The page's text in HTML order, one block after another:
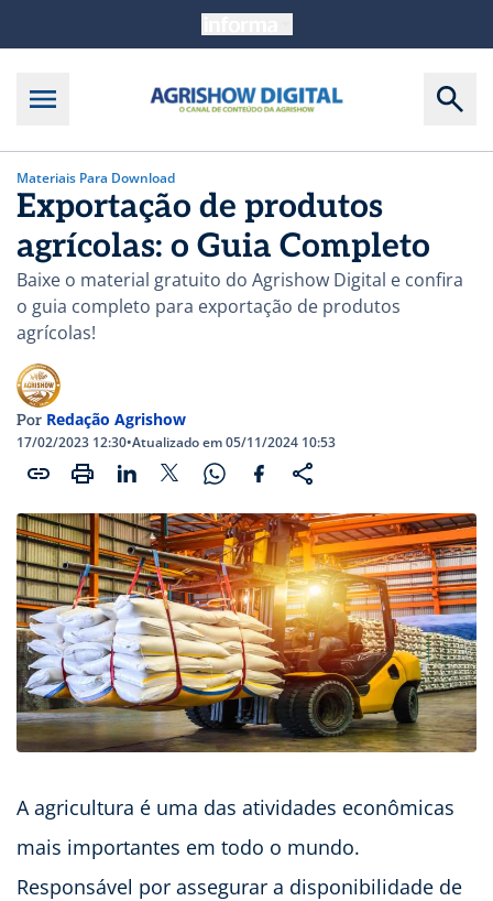
Materiais Para Download
Exportação de produtos
agrícolas: o Guia Completo
Baixe o material gratuito do Agrishow Digital e confira
o guia completo para exportação de produtos
agrícolas!
Por Redação Agrishow
17/02/2023 12:30•Atualizado em 05/11/2024 10:53
A agricultura é uma das atividades econômicas
mais importantes em todo o mundo.
Responsável por assegurar a disponibilidade de